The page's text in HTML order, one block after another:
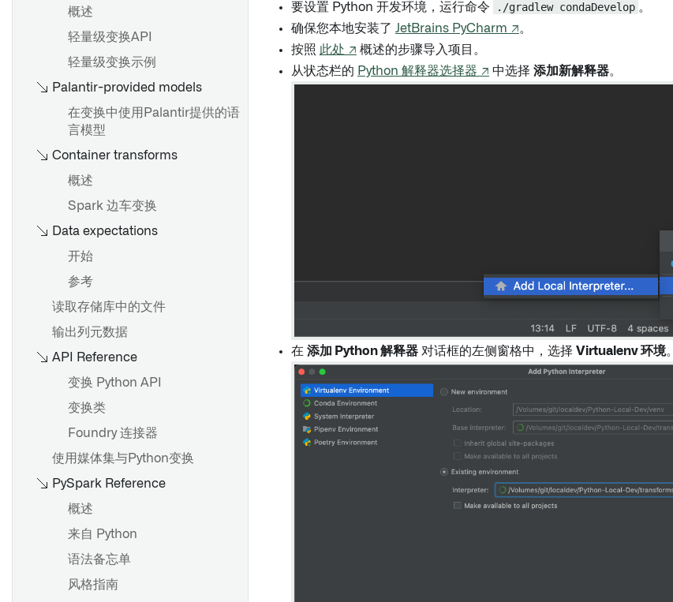
概览
为CSV或JSON文件推断架构
概述
提出更改
批准更改
分支保护
回退分支
概述
创建计划
调度器中的 AIP 功能
数据期望
配置数据健康检查
在 Pipeline Builder 中进行单
概述
轻量级变换API
轻量级变换示例
Palantir-provided models
在变换中使用Palantir提供的语
言模型
Container transforms
概述
Spark 边车变换
Data expectations
开始
参考
读取存储库中的文件
输出列元数据
API Reference
变换 Python API
变换类
Foundry 连接器
使用媒体集与Python变换
PySpark Reference
概述
来自 Python
语法备忘单
风格指南
要设置 Python 开发环境，运行命令 ./gradlew condaDevelop 。
确保您本地安装了 JetBrains PyCharm ↗。
按照 此处 ↗ 概述的步骤导入项目。
从状态栏的 Python 解释器选择器 ↗ 中选择 添加新解释器。
在 添加 Python 解释器 对话框的左侧窗格中，选择 Virtualenv 环境。